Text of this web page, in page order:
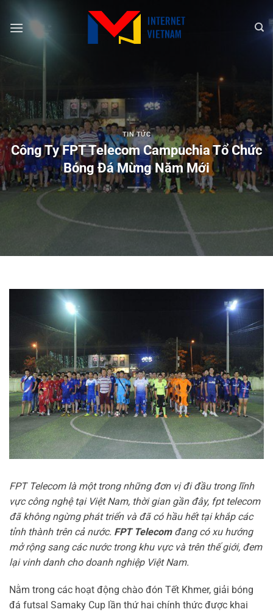
Chuyển
đến
dung
TIN TỨC
Công Ty FPT Telecom Campuchia Tổ Chức
Bóng Đá Mừng Năm Mới
FPT Telecom là một trong những đơn vị đi đầu trong lĩnh
vực công nghệ tại Việt Nam, thời gian gần đây, fpt telecom
đã không ngừng phát triển và đã có hầu hết tại khắp các
tỉnh thành trên cả nước. FPT Telecomđang có xu hướng
mở rộng sang các nước trong khu vực và trên thế giới, đem
lại vinh danh cho doanh nghiệp Việt Nam.
Nằm trong các hoạt động chào đón Tết Khmer, giải bóng
đá futsal Samaky Cup lần thứ hai chính thức được khai